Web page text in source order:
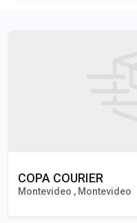
COPA COURIER
Montevideo , Montevideo